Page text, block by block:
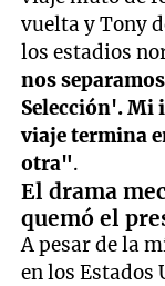
vuelta y Tony
los estadios
nos
Selección'. Mi
viaje termina
otra".
El drama
quemó el
A pesar de la
en los Estados